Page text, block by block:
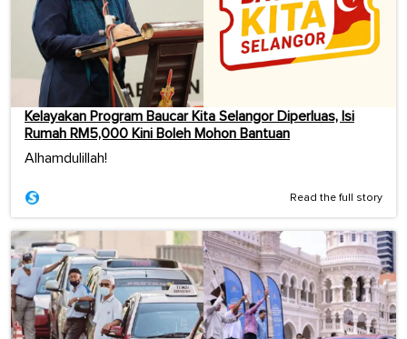
Kelayakan Program Baucar Kita Selangor Diperluas, Isi
Rumah RM5,000 Kini Boleh Mohon Bantuan
Alhamdulillah!
Read the full story